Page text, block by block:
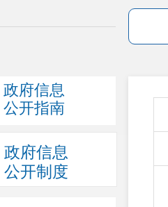
政府信息
公开指南
政府信息
公开制度